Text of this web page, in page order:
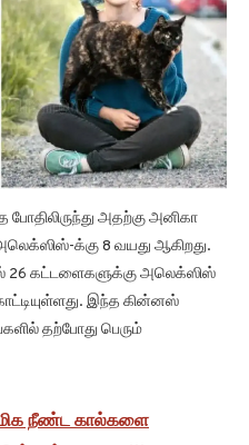
போதிலிருந்து அதற்கு அனிகா
அலெக்ஸிஸ்-க்கு 8 வயது ஆகிறது.
26 கட்டளைகளுக்கு அலெக்ஸிஸ்
இந்த கின்னஸ்
தற்போது பெரும்
நீண்ட கால்களை